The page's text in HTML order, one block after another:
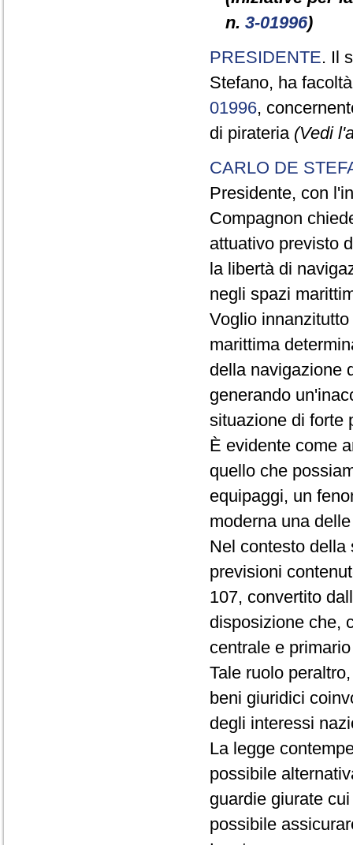
n. 3-01996)
PRESIDENTE. Il
Stefano, ha
01996,
di pirateria (Vedi
CARLO DE
Presidente, con
Compagnon
attuativo previsto
la libertà di
negli spazi
Voglio
marittima
della navigazione
generando
situazione di forte
È evidente come
quello che
equipaggi, un
moderna una
Nel contesto della
previsioni
107, convertito
disposizione che,
centrale e
Tale ruolo
beni giuridici
degli interessi
La legge
possibile
guardie giurate
possibile